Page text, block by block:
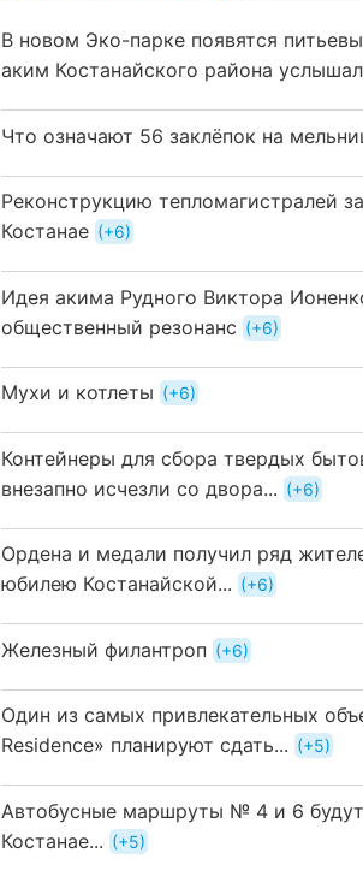
В новом Эко-парке появятся
аким Костанайского района
Что означают 56 заклёпок на
Реконструкцию тепломагистралей
Костанае
+6
Идея акима Рудного Виктора
общественный резонанс
+6
Мухи и котлеты +6
Контейнеры для сбора твердых
внезапно исчезли со двора...
+6
Ордена и медали получил ряд
юбилею Костанайской...
+6
Железный филантроп +6
Один из самых привлекательных
Residence» планируют сдать...
+5
Автобусные маршруты № 4 и 6
Костанае...
+5